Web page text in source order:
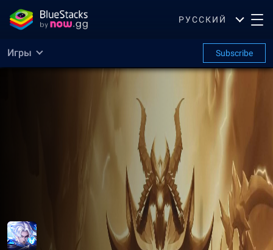
РУССКИЙ
Игры Subscribe